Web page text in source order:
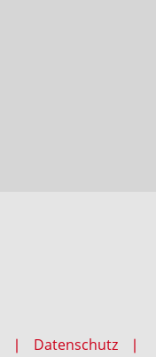
Datenschutz